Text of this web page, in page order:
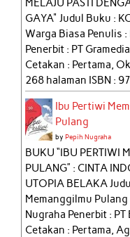
MELAJU PASTI
GAYA" Judul Buku :
Warga Biasa Penulis
Penerbit : PT
Cetakan : Pertama,
268 halaman ISBN :
Ibu Pertiwi
Pulang
byPepih Nugraha
BUKU “IBU PERTIWI
PULANG” : CINTA
UTOPIA BELAKA
Memanggilmu Pulang
Nugraha Penerbit :
Cetakan : Pertama,